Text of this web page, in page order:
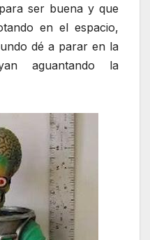
ser buena y que
en el espacio,
dé a parar en la
aguantando la